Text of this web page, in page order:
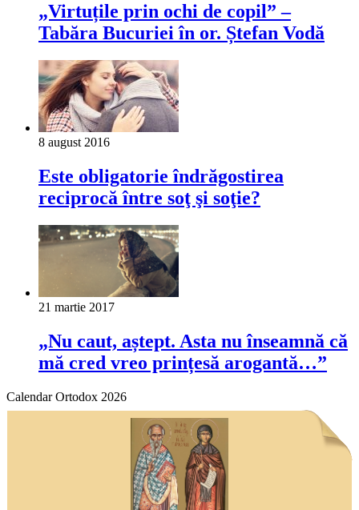
„Virtuțile prin ochi de copil” –
Tabăra Bucuriei în or. Ștefan Vodă
8 august 2016
Este obligatorie îndrăgostirea
reciprocă între soţ şi soţie?
21 martie 2017
„Nu caut, aștept. Asta nu înseamnă că
mă cred vreo prințesă arogantă…”
Calendar Ortodox 2026